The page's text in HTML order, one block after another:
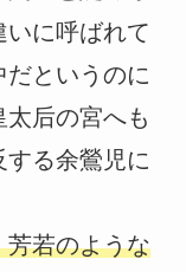
に呼ばれて
というのに
后の宮へも
る余鶯児に
芳若のような